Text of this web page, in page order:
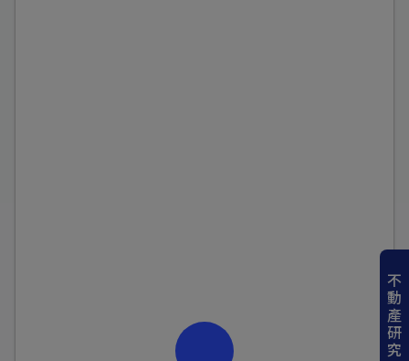
不
動
產
研
究